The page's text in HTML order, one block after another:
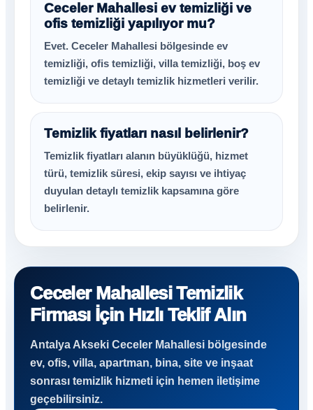
Ceceler Mahallesi ev temizliği ve
ofis temizliği yapılıyor mu?
Evet. Ceceler Mahallesi bölgesinde ev
temizliği, ofis temizliği, villa temizliği, boş ev
temizliği ve detaylı temizlik hizmetleri verilir.
Temizlik fiyatları nasıl belirlenir?
Temizlik fiyatları alanın büyüklüğü, hizmet
türü, temizlik süresi, ekip sayısı ve ihtiyaç
duyulan detaylı temizlik kapsamına göre
belirlenir.
Ceceler Mahallesi Temizlik
Firması İçin Hızlı Teklif Alın
Antalya Akseki Ceceler Mahallesi bölgesinde
ev, ofis, villa, apartman, bina, site ve inşaat
sonrası temizlik hizmeti için hemen iletişime
geçebilirsiniz.